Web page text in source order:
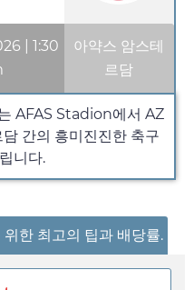
|1:30
아약스 암스테
르담
AFAS Stadion에서 AZ
간의 흥미진진한 축구
니다.
한 최고의 팁과 배당률.